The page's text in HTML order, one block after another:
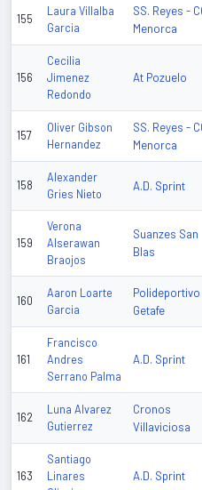
155
Laura Villalba
Garcia
SS. Reyes -
Menorca
156
Cecilia
Jimenez
Redondo
At Pozuelo
157
Oliver Gibson
Hernandez
SS. Reyes -
Menorca
158
Alexander
Gries Nieto
A.D. Sprint
159
Verona
Alserawan
Braojos
Suanzes San
Blas
160
Aaron Loarte
Garcia
Polideportivo
Getafe
161
Francisco
Andres
Serrano Palma
A.D. Sprint
162
Luna Alvarez
Gutierrez
Cronos
Villaviciosa
163
Santiago
Linares
A.D. Sprint